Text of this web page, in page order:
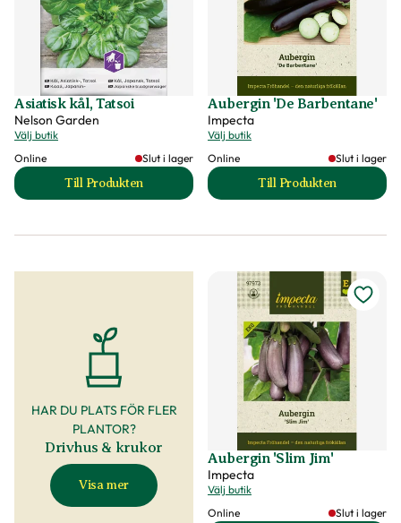
Asiatisk kål, Tatsoi
Nelson Garden
Välj butik
Online
Slut i lager
Till Produkten
till Asiatisk kål, Tatsoi produktsida
Aubergin 'De Barbentane'
Impecta
Välj butik
Online
Slut i lager
Till Produkten
till Aubergin 'De
HAR DU PLATS FÖR FLER
PLANTOR?
Drivhus & krukor
Visa mer
Aubergin 'Slim Jim'
Impecta
Välj butik
Online
Slut i lager